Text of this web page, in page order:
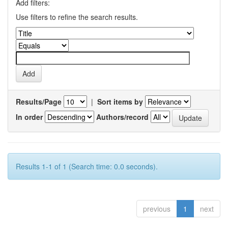
Add filters:
Use filters to refine the search results.
Results/Page | Sort items by
In order
Authors/record
Results 1-1 of 1 (Search time: 0.0 seconds).
previous 1 next